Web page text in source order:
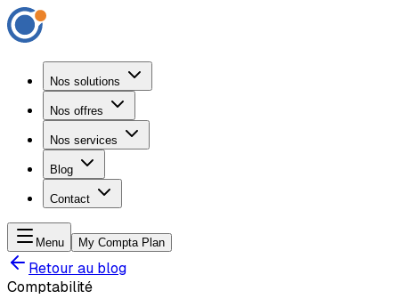
Nos solutions
Nos offres
Nos services
Blog
Contact
Menu My Compta Plan
Retour au blog
Comptabilité